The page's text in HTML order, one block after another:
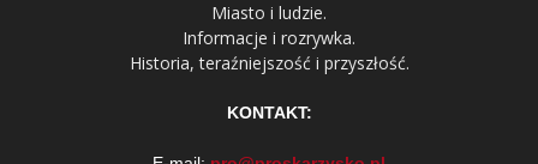
Miasto i ludzie.
Informacje i rozrywka.
Historia, teraźniejszość i przyszłość.
KONTAKT: